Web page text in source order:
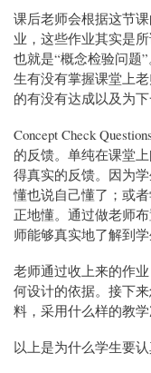
课后老师会根据这节
业，这些作业其实是所
也就是“概念检验问题
生有没有掌握课堂上
的有没有达成以及为
Concept Check
的反馈。单纯在课堂
得真实的反馈。因为
懂也说自己懂了；或
正地懂。通过做老师布
师能够真实地了解到
老师通过收上来的作
何设计的依据。接下
料，采用什么样的教
以上是为什么学生要认